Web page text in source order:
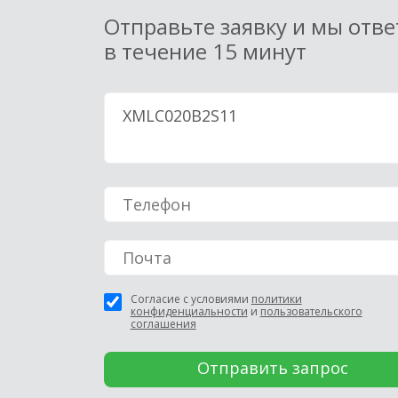
Отправьте заявку и мы
в течение 15 минут
Согласие с условиями политики
конфиденциальности и пользовательского
соглашения